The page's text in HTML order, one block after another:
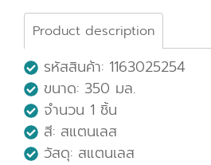
Product description
รหัสสินค้า: 1163025254
ขนาด: 350 มล.
จำนวน 1 ชิ้น
สี: สแตนเลส
วัสดุ: สแตนเลส